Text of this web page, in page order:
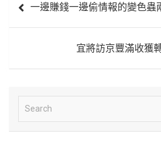
章 一邊賺錢一邊偷情報的變色蟲
宜將訪京豐滿收獲
e